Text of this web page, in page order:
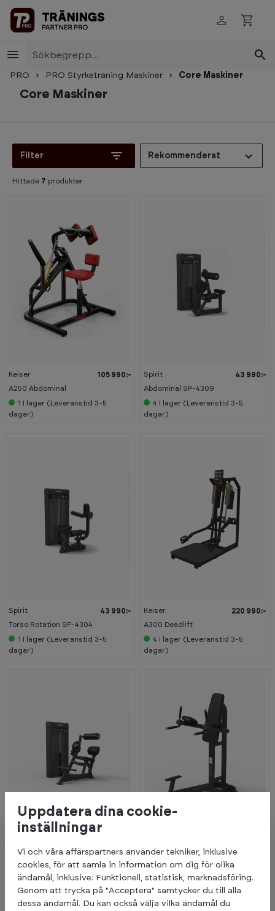
Skip to main content
PRO PRO Styrketräning Maskiner Core Maskiner
Core Maskiner
Filter Rekommenderat
Hittade 7 produkter
Keiser
A250 Abdominal
105 990:-
1 I lager (Leveranstid 3-5
dagar)
Spirit
Abdominal SP-4309
43 990:-
4 I lager (Leveranstid 3-5
dagar)
Spirit
Torso Rotation SP-4304
43 990:-
1
I lager (Leveranstid 3-5
dagar)
Keiser
A300 Deadlift
220 990:-
4
I lager (Leveranstid 3-5
dagar)
Spirit
Abdominal / Back
Extension SP-4609
55 990:-
Förväntas på lager 18.09.2026
Spirit
Leg Raise/Dip
Förväntas på lager 15.11.2026
Uppdatera dina cookie-
inställningar
Vi och våra affärspartners använder tekniker, inklusive
cookies, för att samla in information om dig för olika
ändamål, inklusive: Funktionell, statistisk, marknadsföring.
Genom att trycka på "Acceptera" samtycker du till alla
dessa ändamål. Du kan också välja vilka ändamål du